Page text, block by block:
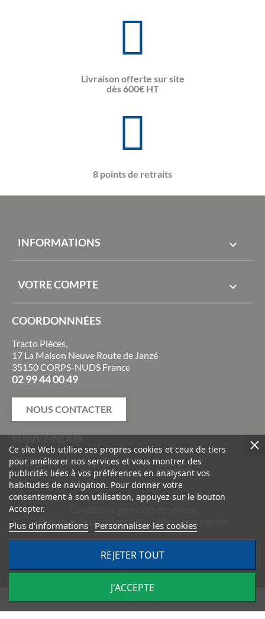
Livraison offerte sur site
dès 600€ HT
8 points de retraits
INFORMATIONS 
VOTRE COMPTE 
COORDONNNÉES
Tracto Pièces,
17 La Maison Neuve Route de Janzé
35150 CORPS-NUDS France
02 99 44 00 49
NOUS CONTACTER
SUIVEZ-NOUS
Livraisons et retours
Paiement sécurisé
Politique de confidentialité
Mentions légales
TRACTO PIÈCES - Conception & réalisation :
Impulsion
Ce site Web utilise ses propres cookies et ceux de tiers
pour améliorer nos services et vous montrer des
publicités liées à vos préférences en analysant vos
habitudes de navigation. Pour donner votre
consentement à son utilisation, appuyez sur le bouton
Accepter.
Plus d'informations Personnaliser les cookies
REJETER TOUT
J'ACCEPTE